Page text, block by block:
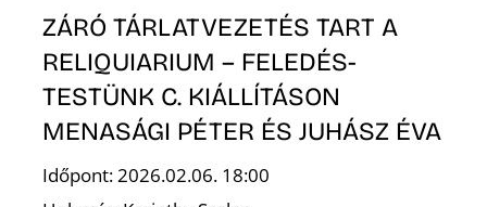
ZÁRÓ TÁRLATVEZETÉS TART A
RELIQUIARIUM – FELEDÉS-
TESTÜNK C. KIÁLLÍTÁSON
MENASÁGI PÉTER ÉS JUHÁSZ ÉVA
Időpont: 2026.02.06. 18:00